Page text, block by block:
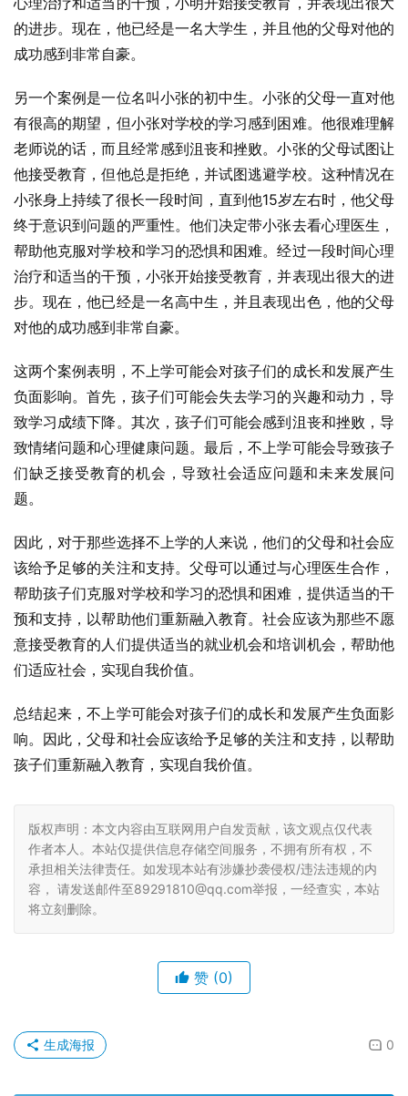
的进步。现在，他已经是一名大学生，并且他的父母对他的
成功感到非常自豪。
另一个案例是一位名叫小张的初中生。小张的父母一直对他
有很高的期望，但小张对学校的学习感到困难。他很难理解
老师说的话，而且经常感到沮丧和挫败。小张的父母试图让
他接受教育，但他总是拒绝，并试图逃避学校。这种情况在
小张身上持续了很长一段时间，直到他15岁左右时，他父母
终于意识到问题的严重性。他们决定带小张去看心理医生，
帮助他克服对学校和学习的恐惧和困难。经过一段时间心理
治疗和适当的干预，小张开始接受教育，并表现出很大的进
步。现在，他已经是一名高中生，并且表现出色，他的父母
对他的成功感到非常自豪。
这两个案例表明，不上学可能会对孩子们的成长和发展产生
负面影响。首先，孩子们可能会失去学习的兴趣和动力，导
致学习成绩下降。其次，孩子们可能会感到沮丧和挫败，导
致情绪问题和心理健康问题。最后，不上学可能会导致孩子
们缺乏接受教育的机会，导致社会适应问题和未来发展问
题。
因此，对于那些选择不上学的人来说，他们的父母和社会应
该给予足够的关注和支持。父母可以通过与心理医生合作，
帮助孩子们克服对学校和学习的恐惧和困难，提供适当的干
预和支持，以帮助他们重新融入教育。社会应该为那些不愿
意接受教育的人们提供适当的就业机会和培训机会，帮助他
们适应社会，实现自我价值。
总结起来，不上学可能会对孩子们的成长和发展产生负面影
响。因此，父母和社会应该给予足够的关注和支持，以帮助
孩子们重新融入教育，实现自我价值。
版权声明：本文内容由互联网用户自发贡献，该文观点仅代表
作者本人。本站仅提供信息存储空间服务，不拥有所有权，不
承担相关法律责任。如发现本站有涉嫌抄袭侵权/违法违规的内
容， 请发送邮件至89291810@qq.com举报，一经查实，本站
将立刻删除。
赞 (0)
0
生成海报